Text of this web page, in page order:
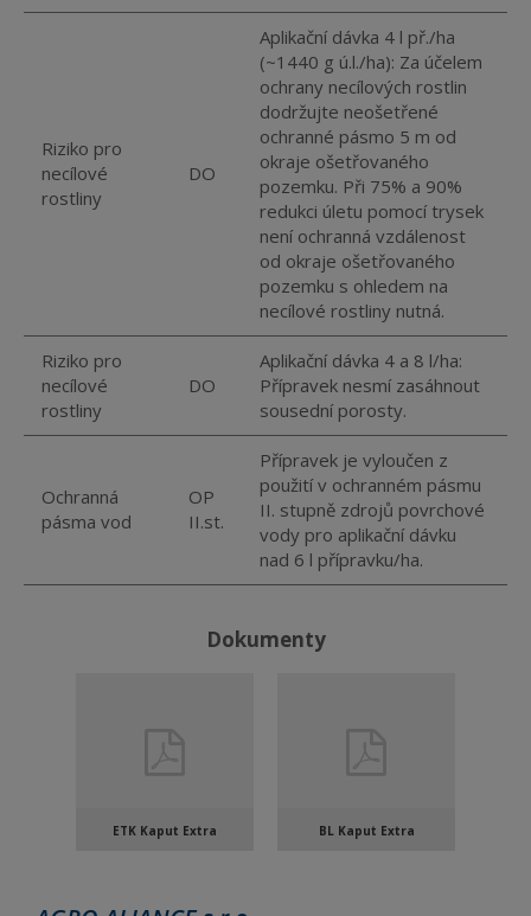
Riziko pro
necílové
rostliny
DO
Aplikační dávka 4 l př./ha
(~1440 g ú.l./ha): Za účelem
ochrany necílových rostlin
dodržujte neošetřené
ochranné pásmo 5 m od
okraje ošetřovaného
pozemku. Při 75% a 90%
redukci úletu pomocí trysek
není ochranná vzdálenost
od okraje ošetřovaného
pozemku s ohledem na
necílové rostliny nutná.
Riziko pro
necílové
rostliny
DO
Aplikační dávka 4 a 8 l/ha:
Přípravek nesmí zasáhnout
sousední porosty.
Ochranná
pásma vod
OP
II.st.
Přípravek je vyloučen z
použití v ochranném pásmu
II. stupně zdrojů povrchové
vody pro aplikační dávku
nad 6 l přípravku/ha.
Dokumenty
ETK Kaput Extra BL Kaput Extra